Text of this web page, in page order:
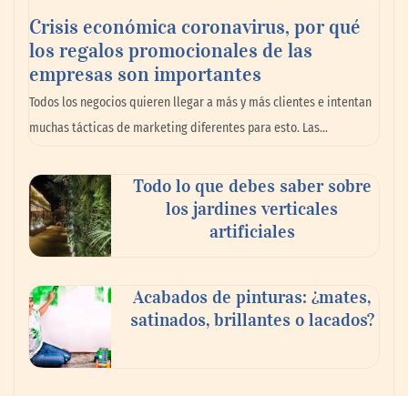
GITGE comunica la conclusión de la etapa
del Dr. Óscar Ondo como director general
Crisis económica coronavirus, por qué
los regalos promocionales de las
empresas son importantes
Todos los negocios quieren llegar a más y más clientes e intentan
muchas tácticas de marketing diferentes para esto. Las…
Todo lo que debes saber sobre
los jardines verticales
artificiales
Acabados de pinturas: ¿mates,
satinados, brillantes o lacados?